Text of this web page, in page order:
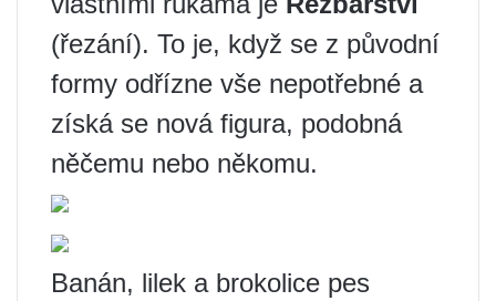
(řezání). To je, když se z původní
formy odřízne vše nepotřebné a
získá se nová figura, podobná
něčemu nebo někomu.
Banán, lilek a brokolice pes